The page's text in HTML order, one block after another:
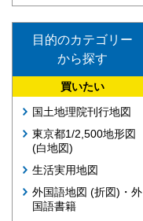
目的のカテゴリー
から探す
買いたい
国土地理院刊行地図
東京都1/2,500地形図
(白地図)
生活実用地図
外国語地図 (折図)・外
国語書籍